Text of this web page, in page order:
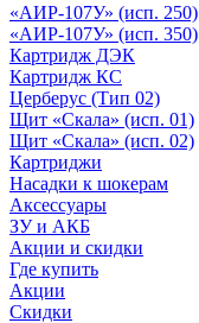
«АИР-107У» (исп. 250)
«АИР-107У» (исп. 350)
Картридж ДЭК
Картридж КС
Церберус (Тип 02)
Щит «Скала» (исп. 01)
Щит «Скала» (исп. 02)
Картриджи
Насадки к шокерам
Аксессуары
ЗУ и АКБ
Акции и скидки
Где купить
Акции
Скидки